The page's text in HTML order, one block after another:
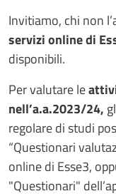
Invitiamo, chi non
servizi online di
disponibili.
Per valutare le
nell’a.a.2023/24,
regolare di studi
“Questionari
online di Esse3,
"Questionari"